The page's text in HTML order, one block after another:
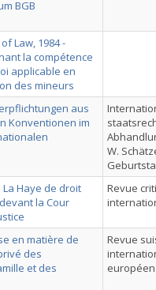
BGB
Law, 1984 -
la compétence
applicable en
des mineurs
aus
Konventionen im
W.
Haye de droit
la Cour
Revue
en matière de
des
et des
Revue
européen